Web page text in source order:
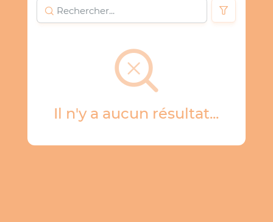
Il n'y a aucun résultat...